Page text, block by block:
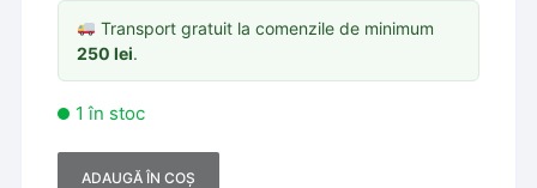
Transport gratuit la comenzile de minimum
250lei.
1 în stoc
ADAUGĂ ÎN COȘ